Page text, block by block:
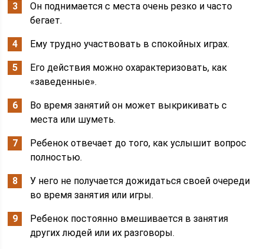
Он поднимается с места очень резко и часто
бегает.
Ему трудно участвовать в спокойных играх.
Его действия можно охарактеризовать, как
«заведенные».
Во время занятий он может выкрикивать с
места или шуметь.
Ребенок отвечает до того, как услышит вопрос
полностью.
У него не получается дожидаться своей очереди
во время занятия или игры.
Ребенок постоянно вмешивается в занятия
других людей или их разговоры.